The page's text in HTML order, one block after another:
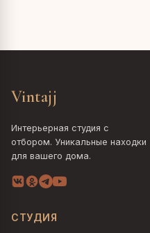
Vintajj
Интерьерная студия с
отбором. Уникальные находки
для вашего дома.
СТУДИЯ